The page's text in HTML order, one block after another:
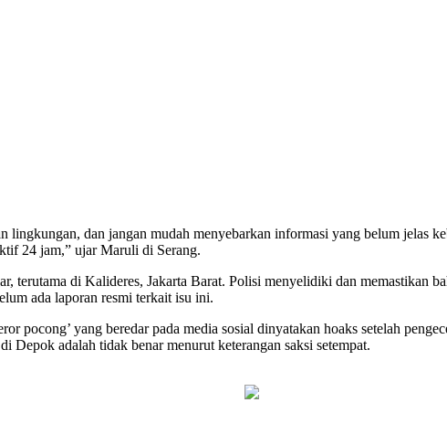
lingkungan, dan jangan mudah menyebarkan informasi yang belum jelas
24 jam,” ujar Maruli di Serang.
terutama di Kalideres, Jakarta Barat. Polisi menyelidiki dan memastikan
ada laporan resmi terkait isu ini.
pocong’ yang beredar pada media sosial dinyatakan hoaks setelah
Depok adalah tidak benar menurut keterangan saksi setempat.